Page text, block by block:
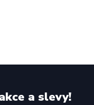
a slevy!